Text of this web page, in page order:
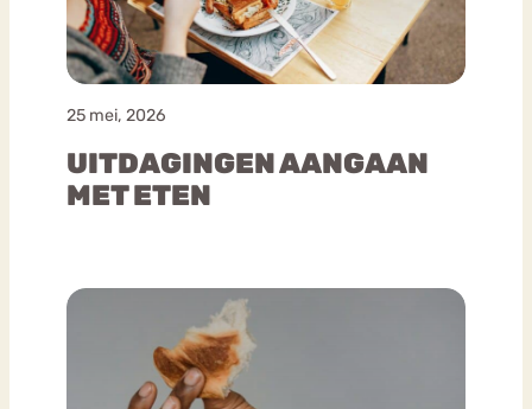
25 mei, 2026
UITDAGINGEN AANGAAN
MET ETEN